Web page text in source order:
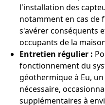
l'installation des
notamment en cas de
s'avérer conséquents
occupants de la
Entretien régulier :
fonctionnement du
géothermique à Eu,
nécessaire,
supplémentaires à